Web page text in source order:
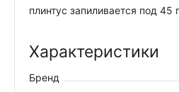
плинтус запиливается под
Характеристики
Бренд